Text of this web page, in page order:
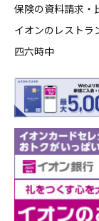
保険の資料請求・
イオンのレストラ
四六時中